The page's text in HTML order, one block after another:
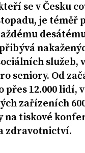
se v Česku
je téměř
služeb,
seniory. Od
přes 12.000 lidí,
zařízeních
na tiskové
zdravotnictví.